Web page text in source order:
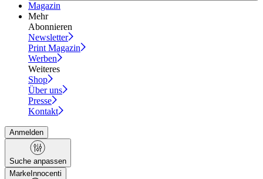
Magazin
Mehr
Abonnieren
Newsletter
Print Magazin
Werben
Weiteres
Shop
Über uns
Presse
Kontakt
Anmelden
Suche anpassen
Marke Innocenti